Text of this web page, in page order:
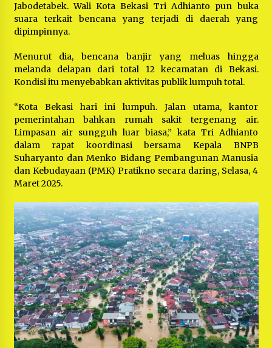
Jabodetabek. Wali Kota Bekasi Tri Adhianto pun buka
suara terkait bencana yang terjadi di daerah yang
dipimpinnya.
Menurut dia, bencana banjir yang meluas hingga
melanda delapan dari total 12 kecamatan di Bekasi.
Kondisi itu menyebabkan aktivitas publik lumpuh total.
“Kota Bekasi hari ini lumpuh. Jalan utama, kantor
pemerintahan bahkan rumah sakit tergenang air.
Limpasan air sungguh luar biasa,” kata Tri Adhianto
dalam rapat koordinasi bersama Kepala BNPB
Suharyanto dan Menko Bidang Pembangunan Manusia
dan Kebudayaan (PMK) Pratikno secara daring, Selasa, 4
Maret 2025.